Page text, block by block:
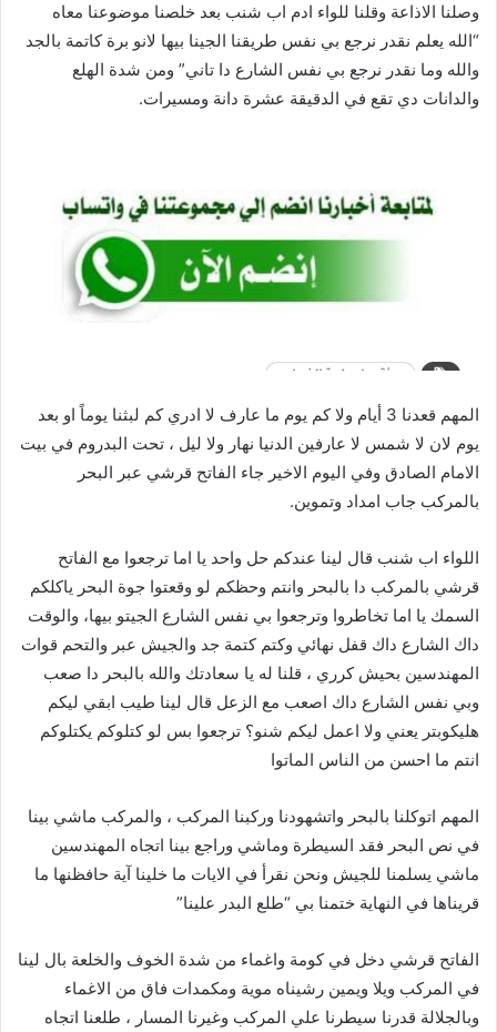
وصلنا الاذاعة وقلنا للواء ادم اب شنب بعد خلصنا موضوعنا معاه
“الله يعلم نقدر نرجع بي نفس طريقنا الجينا بيها لانو برة كاتمة بالجد
والله وما نقدر نرجع بي نفس الشارع دا تاني” ومن شدة الهلع
والدانات دي تقع في الدقيقة عشرة دانة ومسيرات.
المهم قعدنا 3 أيام ولا كم يوم ما عارف لا ادري كم لبثنا يوماً او بعد
يوم لان لا شمس لا عارفين الدنيا نهار ولا ليل ، تحت البدروم في بيت
الامام الصادق وفي اليوم الاخير جاء الفاتح قرشي عبر البحر
بالمركب جاب امداد وتموين.
اللواء اب شنب قال لينا عندكم حل واحد يا اما ترجعوا مع الفاتح
قرشي بالمركب دا بالبحر وانتم وحظكم لو وقعتوا جوة البحر ياكلكم
السمك يا اما تخاطروا وترجعوا بي نفس الشارع الجيتو بيها، والوقت
داك الشارع داك قفل نهائي وكتم كتمة جد والجيش عبر والتحم قوات
المهندسين بحيش كرري ، قلنا له يا سعادتك والله بالبحر دا صعب
وبي نفس الشارع داك اصعب مع الزعل قال لينا طيب ابقي ليكم
هليكوبتر يعني ولا اعمل ليكم شنو؟ ترجعوا بس لو كتلوكم يكتلوكم
انتم ما احسن من الناس الماتوا
المهم اتوكلنا بالبحر واتشهودنا وركبنا المركب ، والمركب ماشي بينا
في نص البحر فقد السيطرة وماشي وراجع بينا اتجاه المهندسين
ماشي يسلمنا للجيش ونحن نقرأ في الايات ما خلينا آية حافظنها ما
قريناها في النهاية ختمنا بي “طلع البدر علينا”
الفاتح قرشي دخل في كومة واغماء من شدة الخوف والخلعة بال لينا
في المركب ويلا ويمين رشيناه موية ومكمدات فاق من الاغماء
وبالجلالة قدرنا سيطرنا علي المركب وغيرنا المسار ، طلعنا اتجاه